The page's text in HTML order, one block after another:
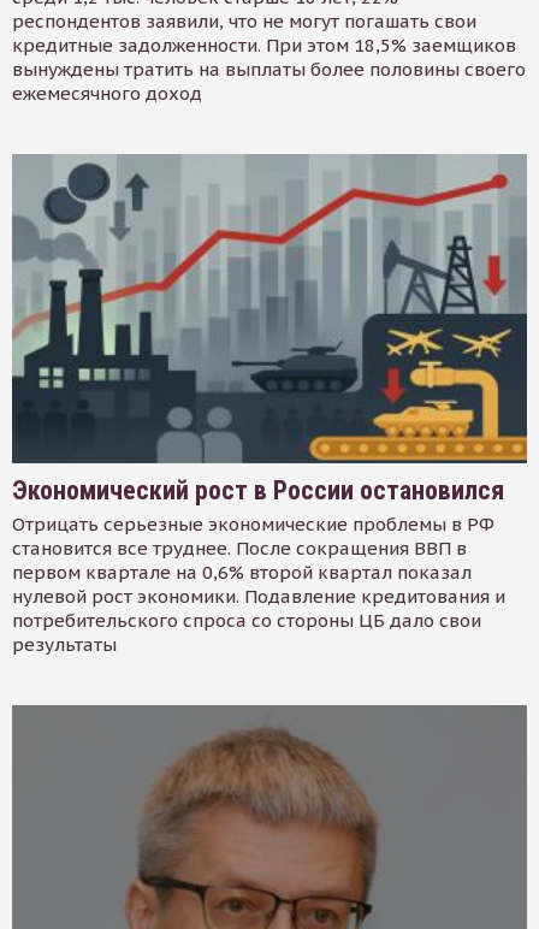
респондентов заявили, что не могут погашать свои
кредитные задолженности. При этом 18,5% заемщиков
вынуждены тратить на выплаты более половины своего
ежемесячного доход
Экономический рост в России остановился
Отрицать серьезные экономические проблемы в РФ
становится все труднее. После сокращения ВВП в
первом квартале на 0,6% второй квартал показал
нулевой рост экономики. Подавление кредитования и
потребительского спроса со стороны ЦБ дало свои
результаты